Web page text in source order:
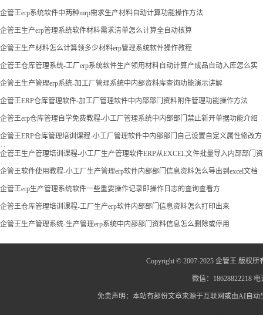
企管王erp系统软件中两种mrp需求生产材料自动计算功能操作方法
企管王生产erp管理系统软件材料需求清单怎么计算全自动核算
企管王生产材料怎么计算领多少材料erp管理系统软件操作教程
企管王仓库管理系统-工厂erp系统软件生产领用材料自动计算产成品自动入库怎么实
现
企管王生产管理erp系统-加工厂管理系统中内部资料库查询功能演示讲解
企管王ERP仓库管理软件-加工厂管理软件中内部部门资料附件管理功能操作方法
企管王erp仓库管理自学免费教程-小工厂管理系统中内部部门禁止新开单据功能介绍
企管王ERP仓库管理培训课程-小工厂管理软件中内部部门自己设置自定义属性修改方
法
企管王生产管理培训课程-小工厂生产管理软件ERP从EXCEL文件批量导入内部部门资
料信息
企管王软件使用教程-小工厂生产管理erp软件内部部门信息资料怎么导出到excel文档
企管王erp生产管理系统软件一些重要操作记录即操作日志的查询查看方
企管王仓库管理培训课程-工厂生产erp软件内部部门信息资料怎么打印出来
企管王生产管理系统-生产管理erp系统中内部部门资料信息怎么删除或停用
Copyright © 2007-2025 企管王 版权所
微信：18628822218
免责声明：本站有部份文章来源于互联网或由AI自